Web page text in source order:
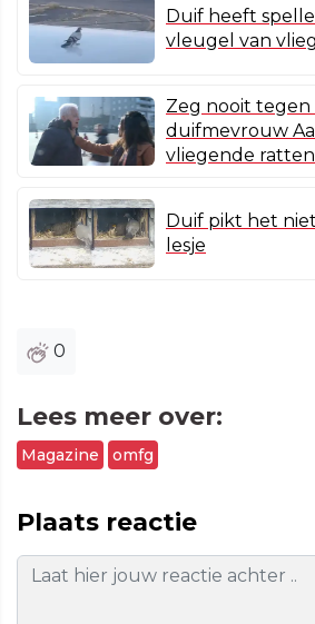
Duif heeft
vleugel van
Zeg nooit
duifmevrouw
vliegende
Duif pikt het
lesje
0
Lees meer over:
Magazine omfg
Plaats reactie